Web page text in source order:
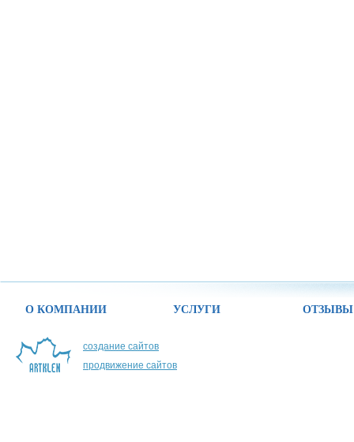
О КОМПАНИИ УСЛУГИ ОТЗЫВЫ
создание сайтов
продвижение сайтов